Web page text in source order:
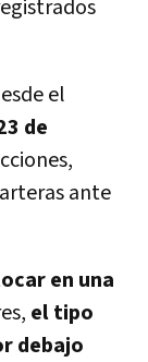
el
de
ante
en una
el tipo
debajo